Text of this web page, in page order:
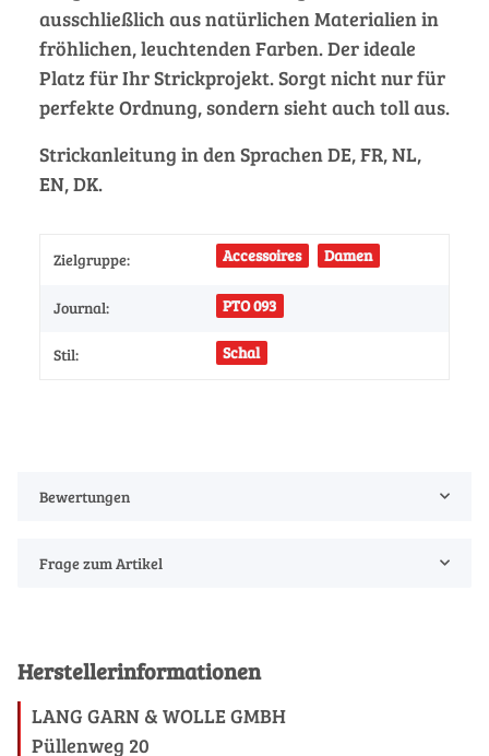
ausschließlich aus natürlichen Materialien in
fröhlichen, leuchtenden Farben. Der ideale
Platz für Ihr Strickprojekt. Sorgt nicht nur für
perfekte Ordnung, sondern sieht auch toll aus.
Strickanleitung in den Sprachen DE, FR, NL,
EN, DK.
Zielgruppe: Accessoires Damen
Journal: PTO 093
Stil: Schal
Bewertungen
Frage zum Artikel
Herstellerinformationen
LANG GARN & WOLLE GMBH
Püllenweg 20